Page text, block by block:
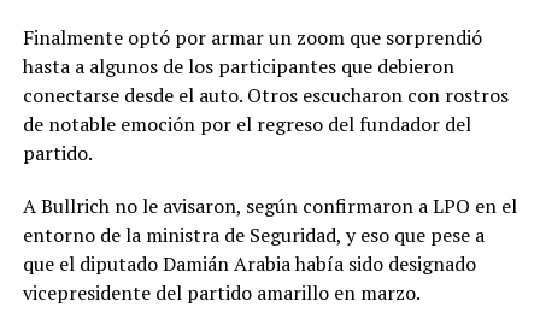
Finalmente optó por armar un zoom que sorprendió
hasta a algunos de los participantes que debieron
conectarse desde el auto. Otros escucharon con rostros
de notable emoción por el regreso del fundador del
partido.
A Bullrich no le avisaron, según confirmaron a LPO en el
entorno de la ministra de Seguridad, y eso que pese a
que el diputado Damián Arabia había sido designado
vicepresidente del partido amarillo en marzo.